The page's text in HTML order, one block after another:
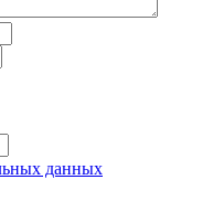
данных